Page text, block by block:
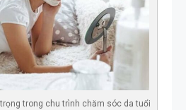
trong chu trình chăm sóc da tuổi